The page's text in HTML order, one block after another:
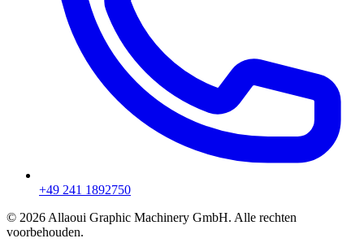
+49 241 1892750
© 2026 Allaoui Graphic Machinery GmbH. Alle rechten
voorbehouden.